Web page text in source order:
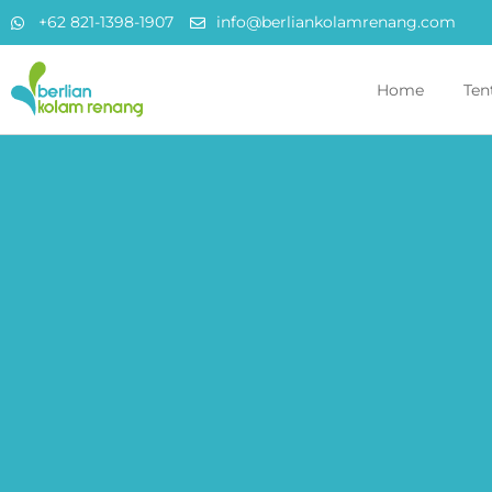
+62 821-1398-1907 info@berliankolamrenang.com
Home